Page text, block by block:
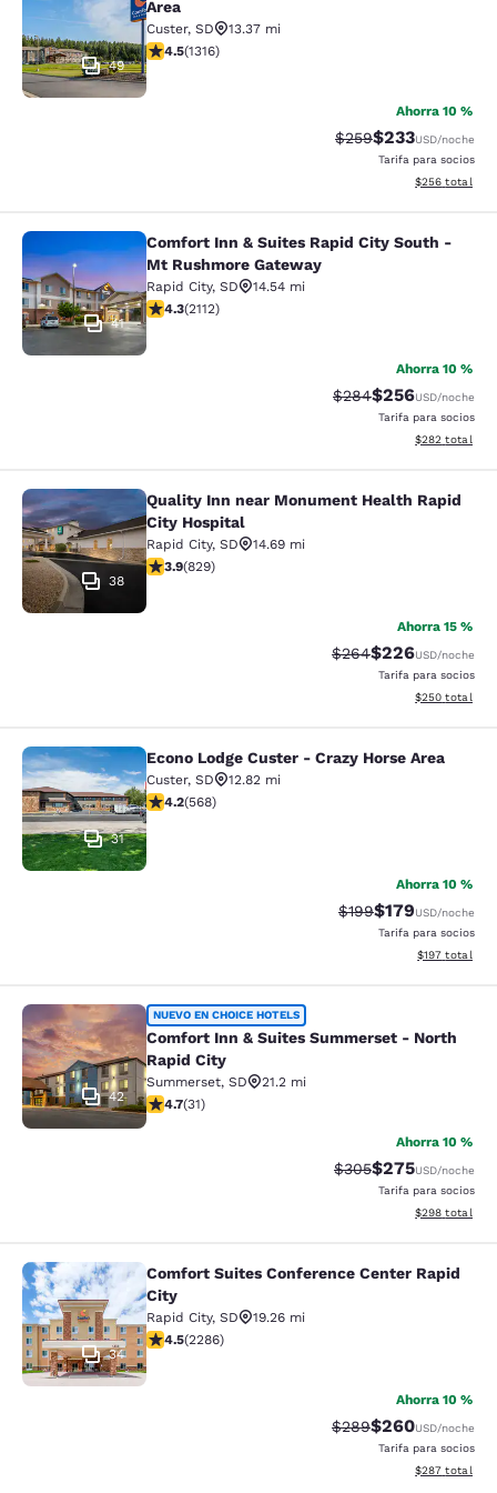
49
Area
Custer, SD
13.37 mi
calificación de 4.49 estrellas. Excelente. 1316 reseñas
4.5(1316)
Ahorra 10 %
Precio tachado:
$259Precio con
$233USD/noche
Tarifa para socios
Ver detalles
$256 total
Comfort Inn & Suites Rapid City
41
Comfort Inn & Suites Rapid City South -
Mt Rushmore Gateway
Rapid City, SD
14.54 mi
calificación de 4.34 estrellas. Excelente. 2112 reseñas
4.3(2112)
Ahorra 10 %
Precio tachado:
$284Precio con
$256USD/noche
Tarifa para socios
Ver detalles
$282 total
Quality Inn near Monument Health
38
Quality Inn near Monument Health Rapid
City Hospital
Rapid City, SD
14.69 mi
calificación de 3.92 estrellas. Bueno. 829 reseñas
3.9(829)
Ahorra 15 %
Precio tachado:
$264Precio con
$226USD/noche
Tarifa para socios
Ver detalles
$250 total
Econo Lodge Custer - Crazy Horse
31
Econo Lodge Custer - Crazy Horse Area
Custer, SD
12.82 mi
calificación de 4.24 estrellas. Excelente. 568 reseñas
4.2(568)
Ahorra 10 %
Precio tachado:
$199Precio con
$179USD/noche
Tarifa para socios
Ver detalles
$197 total
Comfort Inn & Suites Summerset -
42
NUEVO EN CHOICE HOTELS
Comfort Inn & Suites Summerset - North
Rapid City
Summerset, SD
21.2 mi
calificación de 4.74 estrellas. Excepcional. 31 reseñas
4.7(31)
Ahorra 10 %
Precio tachado:
$305Precio con
$275USD/noche
Tarifa para socios
Ver detalles
$298 total
Comfort Suites Conference Center
34
Comfort Suites Conference Center Rapid
City
Rapid City, SD
19.26 mi
calificación de 4.55 estrellas. Excelente. 2286 reseñas
4.5(2286)
Ahorra 10 %
Precio tachado:
$289Precio con
$260USD/noche
Tarifa para socios
Ver detalles
$287 total